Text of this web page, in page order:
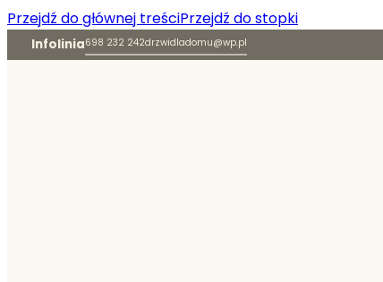
Przejdź do głównej treściPrzejdź do stopki
Infolinia698 232 242drzwidladomu@wp.pl